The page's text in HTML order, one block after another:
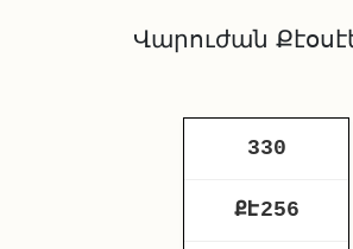
Վարուժան
330
ՔԷ256